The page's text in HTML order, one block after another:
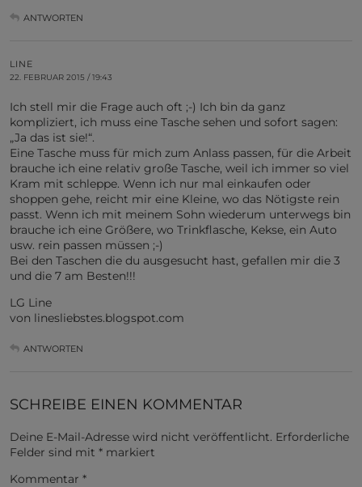
ANTWORTEN
LINE
22. FEBRUAR 2015 / 19:43
Ich stell mir die Frage auch oft ;-) Ich bin da ganz
kompliziert, ich muss eine Tasche sehen und sofort sagen:
„Ja das ist sie!“.
Eine Tasche muss für mich zum Anlass passen, für die Arbeit
brauche ich eine relativ große Tasche, weil ich immer so viel
Kram mit schleppe. Wenn ich nur mal einkaufen oder
shoppen gehe, reicht mir eine Kleine, wo das Nötigste rein
passt. Wenn ich mit meinem Sohn wiederum unterwegs bin
brauche ich eine Größere, wo Trinkflasche, Kekse, ein Auto
usw. rein passen müssen ;-)
Bei den Taschen die du ausgesucht hast, gefallen mir die 3
und die 7 am Besten!!!
LG Line
von linesliebstes.blogspot.com
ANTWORTEN
SCHREIBE EINEN KOMMENTAR
Deine E-Mail-Adresse wird nicht veröffentlicht. Erforderliche
Felder sind mit * markiert
Kommentar *